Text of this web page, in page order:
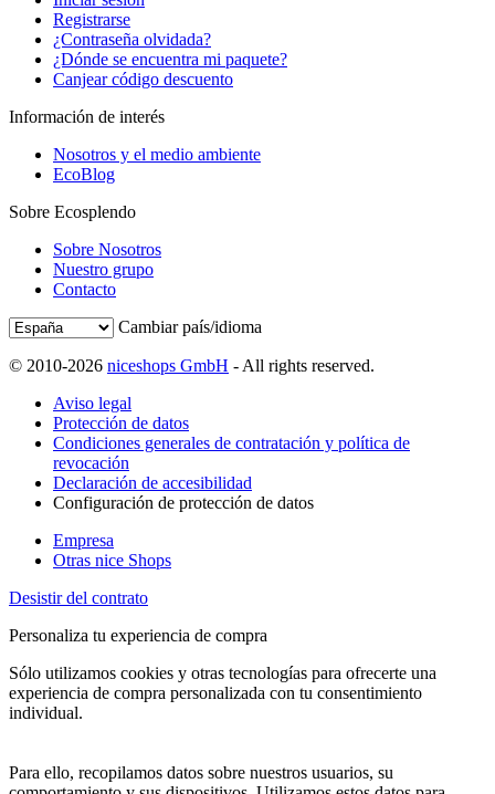
Registrarse
¿Contraseña olvidada?
¿Dónde se encuentra mi paquete?
Canjear código descuento
Información de interés
Nosotros y el medio ambiente
EcoBlog
Sobre Ecosplendo
Sobre Nosotros
Nuestro grupo
Contacto
Cambiar país/idioma
© 2010-2026 niceshops GmbH - All rights reserved.
Aviso legal
Protección de datos
Condiciones generales de contratación y política de
revocación
Declaración de accesibilidad
Configuración de protección de datos
Empresa
Otras nice Shops
Desistir del contrato
Personaliza tu experiencia de compra
Sólo utilizamos cookies y otras tecnologías para ofrecerte una
experiencia de compra personalizada con tu consentimiento
individual.
Para ello, recopilamos datos sobre nuestros usuarios, su